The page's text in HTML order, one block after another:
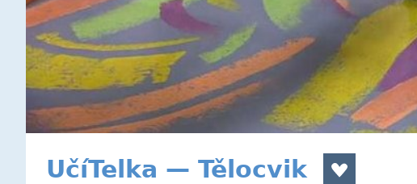
UčíTelka — Tělocvik